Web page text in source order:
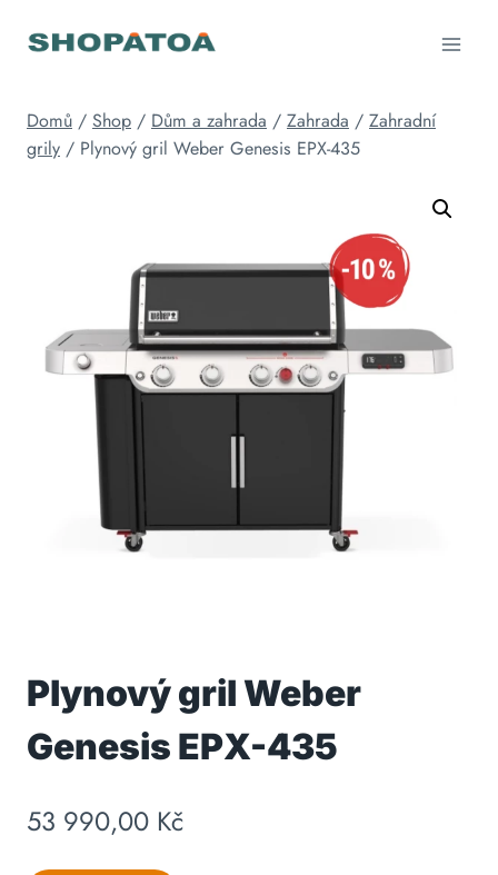
Domů / Shop / Dům a zahrada / Zahrada / Zahradní
grily / Plynový gril Weber Genesis EPX-435
Plynový gril Weber
Genesis EPX-435
53 990,00 Kč